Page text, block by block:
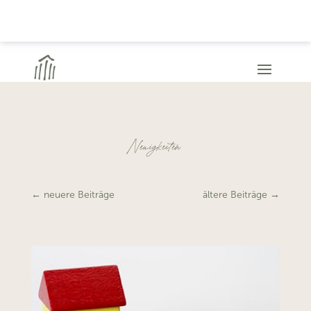
Neuigkeiten
← neuere Beiträge ältere Beiträge →